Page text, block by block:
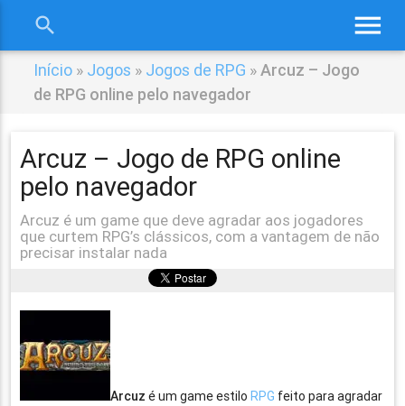
menu
search
Início » Jogos » Jogos de RPG »Arcuz – Jogo
de RPG online pelo navegador
Arcuz – Jogo de RPG online
pelo navegador
Arcuz é um game que deve agradar aos jogadores
que curtem RPG’s clássicos, com a vantagem de não
precisar instalar nada
Arcuz é um game estiloRPG feito para agradar